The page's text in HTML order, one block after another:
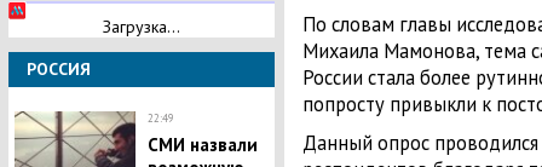
Загрузка...
РОССИЯ
22:49
СМИ назвали
По словам главы
Михаила Мамонова, тема
России стала более
попросту привыкли к
Данный опрос